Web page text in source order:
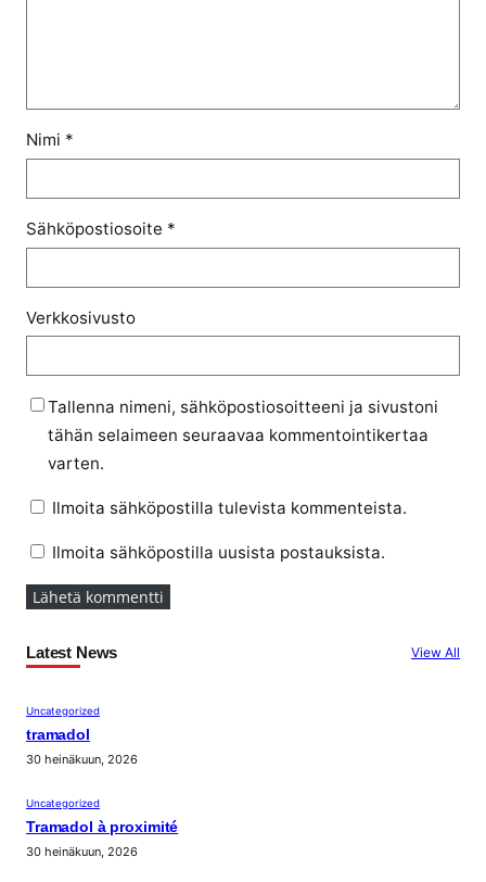
Nimi *
Sähköpostiosoite *
Verkkosivusto
Tallenna nimeni, sähköpostiosoitteeni ja sivustoni
tähän selaimeen seuraavaa kommentointikertaa
varten.
Ilmoita sähköpostilla tulevista kommenteista.
Ilmoita sähköpostilla uusista postauksista.
Latest News View All
Uncategorized
tramadol
30 heinäkuun, 2026
Uncategorized
Tramadol à proximité
30 heinäkuun, 2026